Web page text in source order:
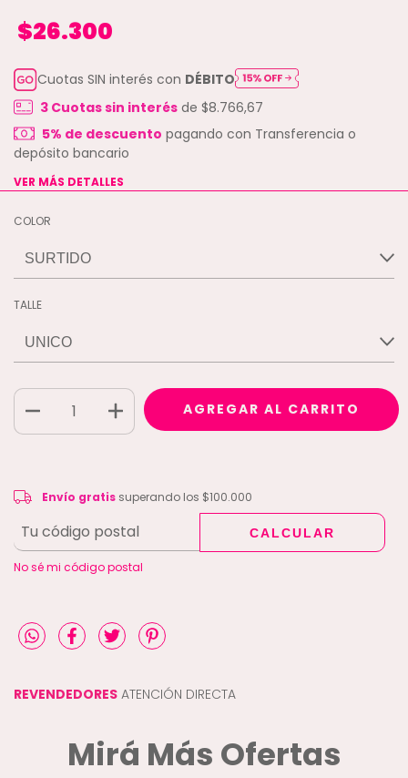
$26.300
Cuotas SIN interés con DÉBITO
3Cuotas sin interésde $8.766,67
5% de descuento pagando con Transferencia o
depósito bancario
VER MÁS DETALLES
COLOR
TALLE
Envío gratis $100.000
Entregas para el CP: CAMBIAR CP
Envío gratissuperando los $100.000
CALCULAR
No sé mi código postal
REVENDEDORES ATENCIÓN DIRECTA
Mirá Más Ofertas